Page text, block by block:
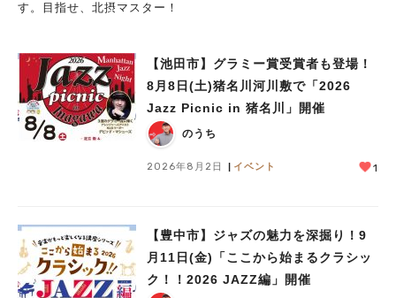
す。目指せ、北摂マスター！
【池田市】グラミー賞受賞者も登場！
8月8日(土)猪名川河川敷で「2026
Jazz Picnic in 猪名川」開催
のうち
2026年8月2日 イベント 1
【豊中市】ジャズの魅力を深掘り！9
月11日(金)「ここから始まるクラシッ
ク！！2026 JAZZ編」開催